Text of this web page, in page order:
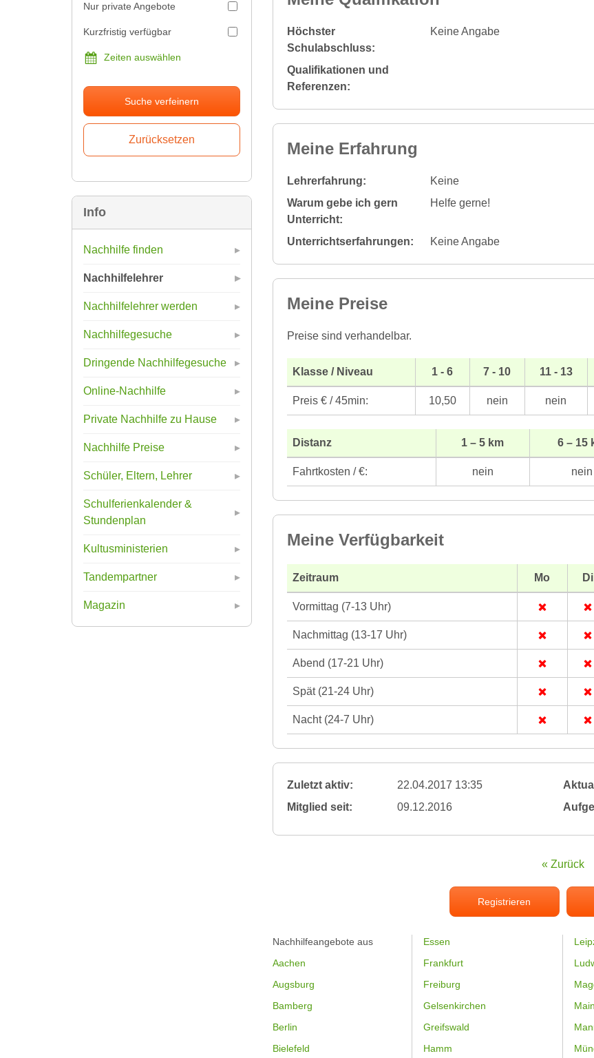
Nur private Angebote
Kurzfristig verfügbar
Zeiten auswählen
Suche verfeinern
Info
Nachhilfe finden
Nachhilfelehrer
Nachhilfelehrer werden
Nachhilfegesuche
Dringende Nachhilfegesuche
Online-Nachhilfe
Private Nachhilfe zu Hause
Nachhilfe Preise
Schüler, Eltern, Lehrer
Schulferienkalender &
Stundenplan
Kultusministerien
Tandempartner
Magazin
Höchster
Schulabschluss:
Keine Angabe
Qualifikationen und
Referenzen:
Meine Erfahrung
Lehrerfahrung:
Keine
Warum gebe ich gern
Unterricht:
Helfe gerne!
Unterrichtserfahrungen: Keine Angabe
Meine Preise
Preise sind verhandelbar.
Klasse / Niveau 1 - 6 7 - 10 11 - 13
Preis € / 45min: 10,50 nein nein
Distanz 1 – 5 km 6 – 15
Fahrtkosten / €: nein nein
Meine Verfügbarkeit
Zeitraum Mo Di
Vormittag (7-13 Uhr)
Nachmittag (13-17 Uhr)
Abend (17-21 Uhr)
Spät (21-24 Uhr)
Nacht (24-7 Uhr)
Zuletzt aktiv: 22.04.2017 13:35
Mitglied seit:
09.12.2016
« Zurück
Registrieren
Nachhilfeangebote aus
Aachen
Augsburg
Bamberg
Berlin
Bielefeld
Essen
Frankfurt
Freiburg
Gelsenkirchen
Greifswald
Hamm